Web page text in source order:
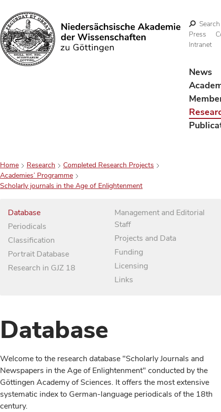
Search
Search
Press
Intranet
News
Home Research
Completed Research Projects
Academies’ Programme
Scholarly journals in the Age of Enlightenment
Database
Periodicals
Classification
Portrait Database
Research in GJZ 18
Management and Editorial
Staff
Projects and Data
Funding
Licensing
Links
Database
Welcome to the research database "Scholarly Journals and
Newspapers in the Age of Enlightenment" conducted by the
Göttingen Academy of Sciences. It offers the most extensive
systematic index to German-language periodicals of the 18th
century.